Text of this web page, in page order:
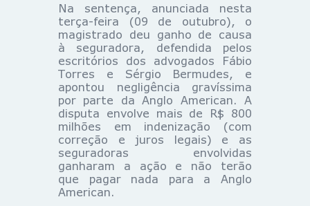
Na sentença, anunciada nesta
terça-feira (09 de outubro), o
magistrado deu ganho de causa
à seguradora, defendida pelos
escritórios dos advogados Fábio
Torres e Sérgio Bermudes, e
apontou negligência gravíssima
por parte da Anglo American. A
disputa envolve mais de R$ 800
milhões em indenização (com
correção e juros legais) e as
seguradoras envolvidas
ganharam a ação e não terão
que pagar nada para a Anglo
American.